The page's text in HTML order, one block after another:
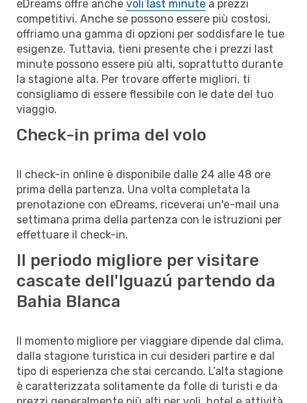
eDreams offre anche voli last minute a prezzi
competitivi. Anche se possono essere più costosi,
offriamo una gamma di opzioni per soddisfare le tue
esigenze. Tuttavia, tieni presente che i prezzi last
minute possono essere più alti, soprattutto durante
la stagione alta. Per trovare offerte migliori, ti
consigliamo di essere flessibile con le date del tuo
viaggio.
Check-in prima del volo
Il check-in online è disponibile dalle 24 alle 48 ore
prima della partenza. Una volta completata la
prenotazione con eDreams, riceverai un'e-mail una
settimana prima della partenza con le istruzioni per
effettuare il check-in.
Il periodo migliore per visitare
cascate dell'Iguazú partendo da
Bahia Blanca
Il momento migliore per viaggiare dipende dal clima,
dalla stagione turistica in cui desideri partire e dal
tipo di esperienza che stai cercando. L’alta stagione
è caratterizzata solitamente da folle di turisti e da